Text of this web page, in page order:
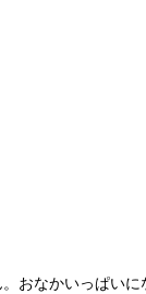
おなかいっぱいに